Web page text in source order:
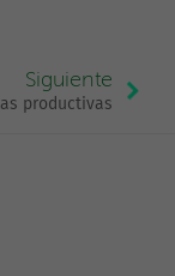
Siguiente
productivas